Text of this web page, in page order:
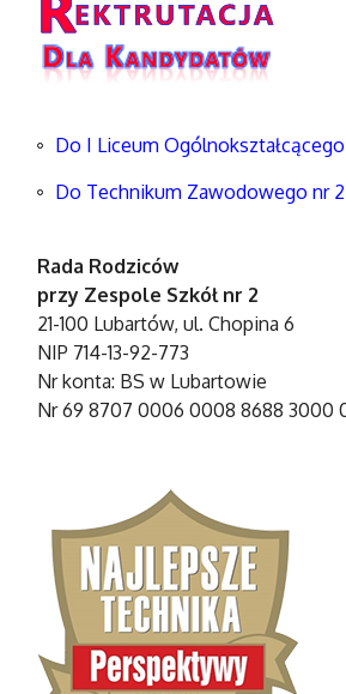
Do I Liceum Ogólnokształcącego
Do Technikum Zawodowego nr 2
Rada Rodziców
przy Zespole Szkół nr 2
21-100 Lubartów, ul. Chopina 6
NIP 714-13-92-773
Nr konta: BS w Lubartowie
Nr 69 8707 0006 0008 8688 3000